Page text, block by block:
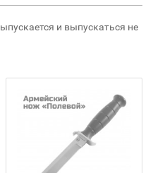
и выпускаться не